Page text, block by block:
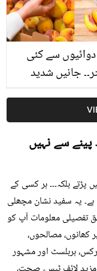
سے کئی
جانیں شدید
چاہیے؟
سے نہیں
بلکہ۔۔۔ ہر کسی کے
ہے۔ یہ سفید نشان مچھلی
تفصیلی معلومات آپ کو
کھانوں، مصالحوں،
ہربلسٹ اور مشہور